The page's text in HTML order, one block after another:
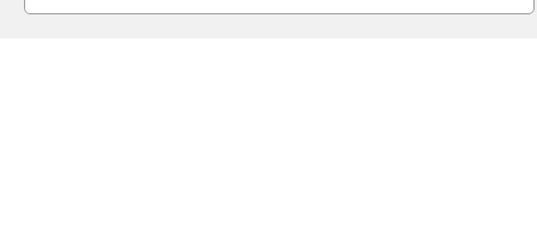
Designs und setze einzigartige Akzente. Ich bin